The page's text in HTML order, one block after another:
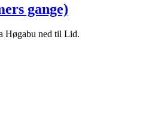
gange)
Høgabu ned til Lid.